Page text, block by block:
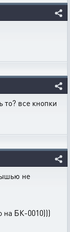
то? все кнопки
не
на БК-0010)))